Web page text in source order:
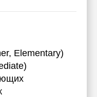
Elementary)